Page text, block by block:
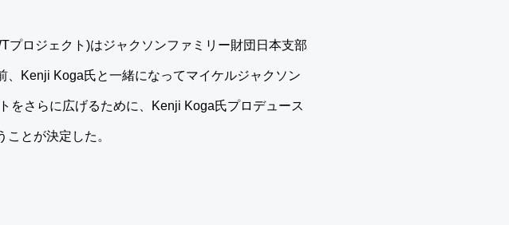
プロジェクト)はジャクソンファミリー財団日本支部
Kenji Koga氏と一緒になってマイケルジャクソン
をさらに広げるために、Kenji Koga氏プロデュース
とが決定した。